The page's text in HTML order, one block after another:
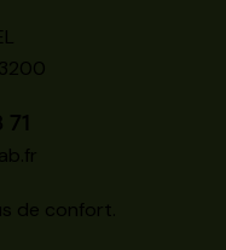
de confort.